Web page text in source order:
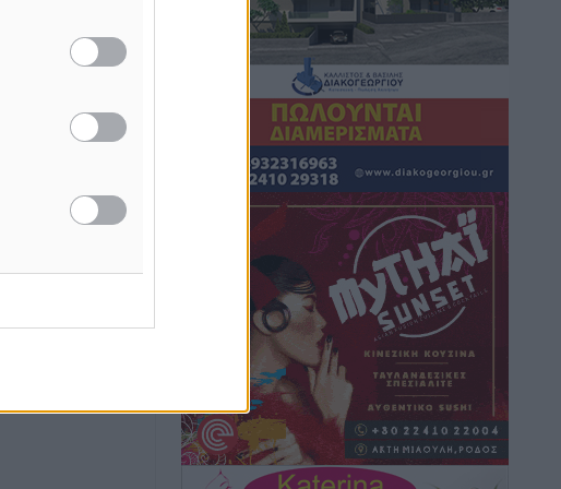
Τοπικές Ειδήσεις• πριν 2 ώρες
Iατρικός Σύλλογος Ροδου προς Α.
Γεωργιάδη: Στρατηγικές Προτάσεις για
την Ενίσχυση της Δημόσιας Υγείας στη
Νησιωτική Ελλάδα και στα
Νοσοκομεία της Γ΄ Ζώνης
Τοπικές Ειδήσεις• πριν 3 ώρες
Πάνθηρες: Ξεκίνησαν αισιόδοξοι για
την παρθενική “πτήση” τους
Αθλητικά• πριν 3 ώρες
Άρης Αρχαγγέλου: Στο πλευρό του
άτυχου Ιάκωβου Θωμά
Αθλητικά• πριν 3 ώρες